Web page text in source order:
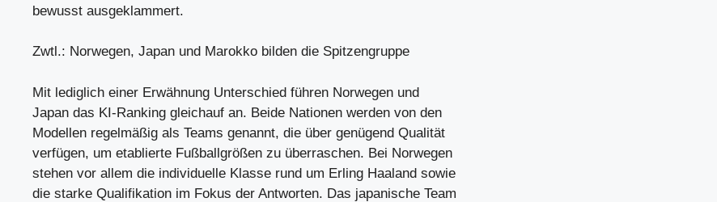
bewusst ausgeklammert.
Zwtl.: Norwegen, Japan und Marokko bilden die Spitzengruppe
Mit lediglich einer Erwähnung Unterschied führen Norwegen und
Japan das KI-Ranking gleichauf an. Beide Nationen werden von den
Modellen regelmäßig als Teams genannt, die über genügend Qualität
verfügen, um etablierte Fußballgrößen zu überraschen. Bei Norwegen
stehen vor allem die individuelle Klasse rund um Erling Haaland sowie
die starke Qualifikation im Fokus der Antworten. Das japanische Team